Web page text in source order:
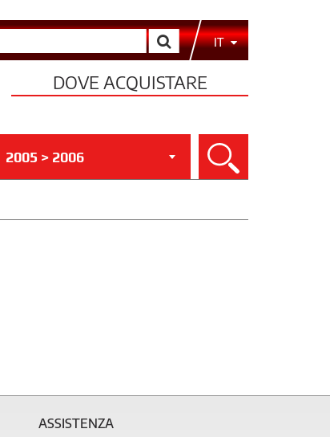
Cerca IT
DOVE ACQUISTARE
2005 > 2006 Cerca
ASSISTENZA